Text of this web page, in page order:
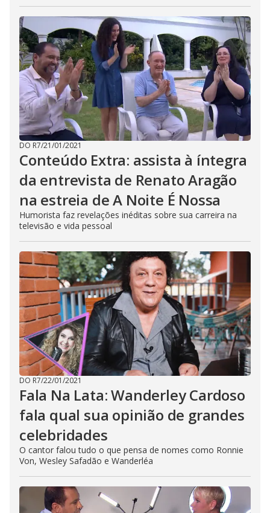
DO R7/21/01/2021
Conteúdo Extra: assista à íntegra
da entrevista de Renato Aragão
na estreia de A Noite É Nossa
Humorista faz revelações inéditas sobre sua carreira na
televisão e vida pessoal
DO R7/22/01/2021
Fala Na Lata: Wanderley Cardoso
fala qual sua opinião de grandes
celebridades
O cantor falou tudo o que pensa de nomes como Ronnie
Von, Wesley Safadão e Wanderléa